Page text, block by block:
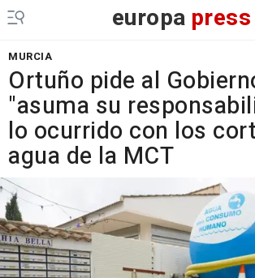
europa press
MURCIA
Ortuño pide al
"asuma su
lo ocurrido con los
agua de la MCT